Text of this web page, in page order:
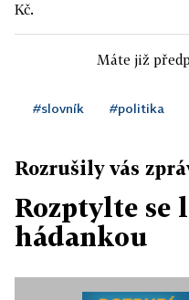
Kč.
Máte již
#slovník #politika
Rozrušily vás
Rozptylte se
hádankou